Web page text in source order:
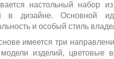
настольный набор
в дизайне. Основной
и особый стиль
имеется три
изделий, цветовые